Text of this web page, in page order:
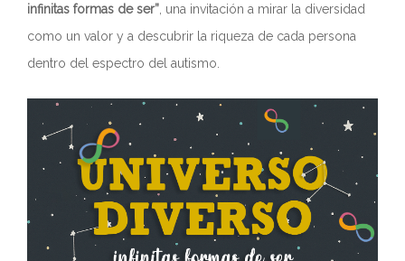
infinitas formas de ser” , una invitación a mirar la diversidad
como un valor y a descubrir la riqueza de cada persona
dentro del espectro del autismo.